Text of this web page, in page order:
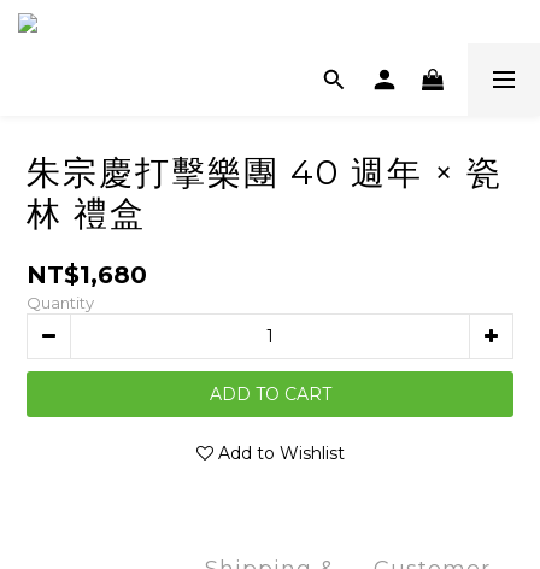
朱宗慶打擊樂團 40 週年 × 瓷
林 禮盒
NT$1,680
Quantity
ADD TO CART
Add to Wishlist